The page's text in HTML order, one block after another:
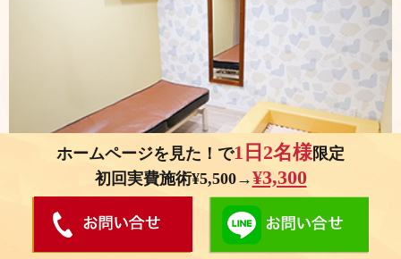
お子さまを預けることが出来ないママさんでも大丈夫！お子さまが遊べ
ホームページを見た！で1日2名様限定
初回実費施術¥5,500→¥3,300